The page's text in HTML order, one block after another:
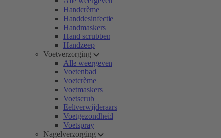
Handcrème
Handdesinfectie
Handmaskers
Hand scrubben
Handzeep
Voetverzorging
Alle weergeven
Voetenbad
Voetcrème
Voetmaskers
Voetscrub
Eeltverwijderaars
Voetgezondheid
Voetspray
Nagelverzorging